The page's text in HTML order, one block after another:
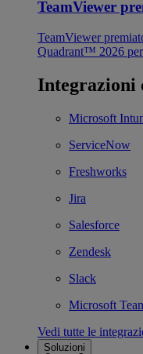
TeamViewer
TeamViewer
Quadrant™ 2026
Integrazioni
Microsoft
ServiceNow
Freshworks
Jira
Salesforce
Zendesk
Slack
Microsoft
Vedi tutte le
Soluzioni